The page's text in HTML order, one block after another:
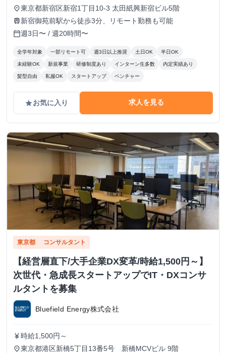
place東京都新宿区新宿1丁目10-3 太田紙興新宿ビル5階
train 新宿御苑前駅から徒歩3分、リモート勤務も可能
calendar_today週3日〜 / 週20時間〜
全学年対象 一部リモート可 週3日以上推奨 土日OK 半日OK
未経験OK 新規事業 研修制度あり インターン生多数 内定実績あり
髪型自由 私服OK スタートアップ ベンチャー
gradeお気に入り 求人を見る
東京都 コンサルタント
【経営層直下/大手企業DX変革/時給1,500円～】
次世代・急成長スタートアップでIT・DXコンサ
ルタントを募集
Bluefield Energy株式会社
currency_yen 時給1,500円～
place東京都港区新橋5丁目13番5号 新橋MCVビル 9階